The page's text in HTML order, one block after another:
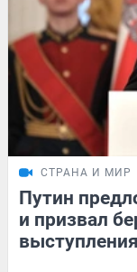
СТРАНА И МИР
Путин
и призвал